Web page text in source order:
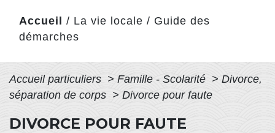
Accueil / La vie locale / Guide des
démarches
Accueil particuliers > Famille - Scolarité > Divorce,
séparation de corps > Divorce pour faute
DIVORCE POUR FAUTE